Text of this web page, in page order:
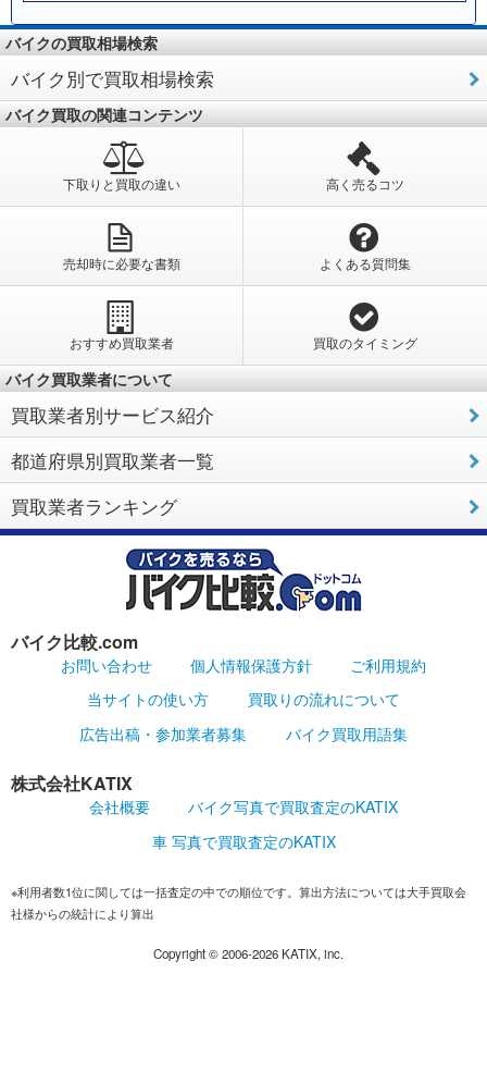
バイクの買取相場検索
バイク別で買取相場検索
バイク買取の関連コンテンツ
下取りと買取の違い 高く売るコツ
売却時に必要な書類 よくある質問集
おすすめ買取業者 買取のタイミング
バイク買取業者について
買取業者別サービス紹介
都道府県別買取業者一覧
買取業者ランキング
バイク比較.com
お問い合わせ 個人情報保護方針
ご利用規約
当サイトの使い方
買取りの流れについて
広告出稿・参加業者募集
バイク買取用語集
株式会社KATIX
会社概要
バイク写真で買取査定のKATIX
車 写真で買取査定のKATIX
※利用者数1位に関しては一括査定の中での順位です。算出方法については大手買取会
社様からの統計により算出
Copyright ©2006-2026KATIX, inc.